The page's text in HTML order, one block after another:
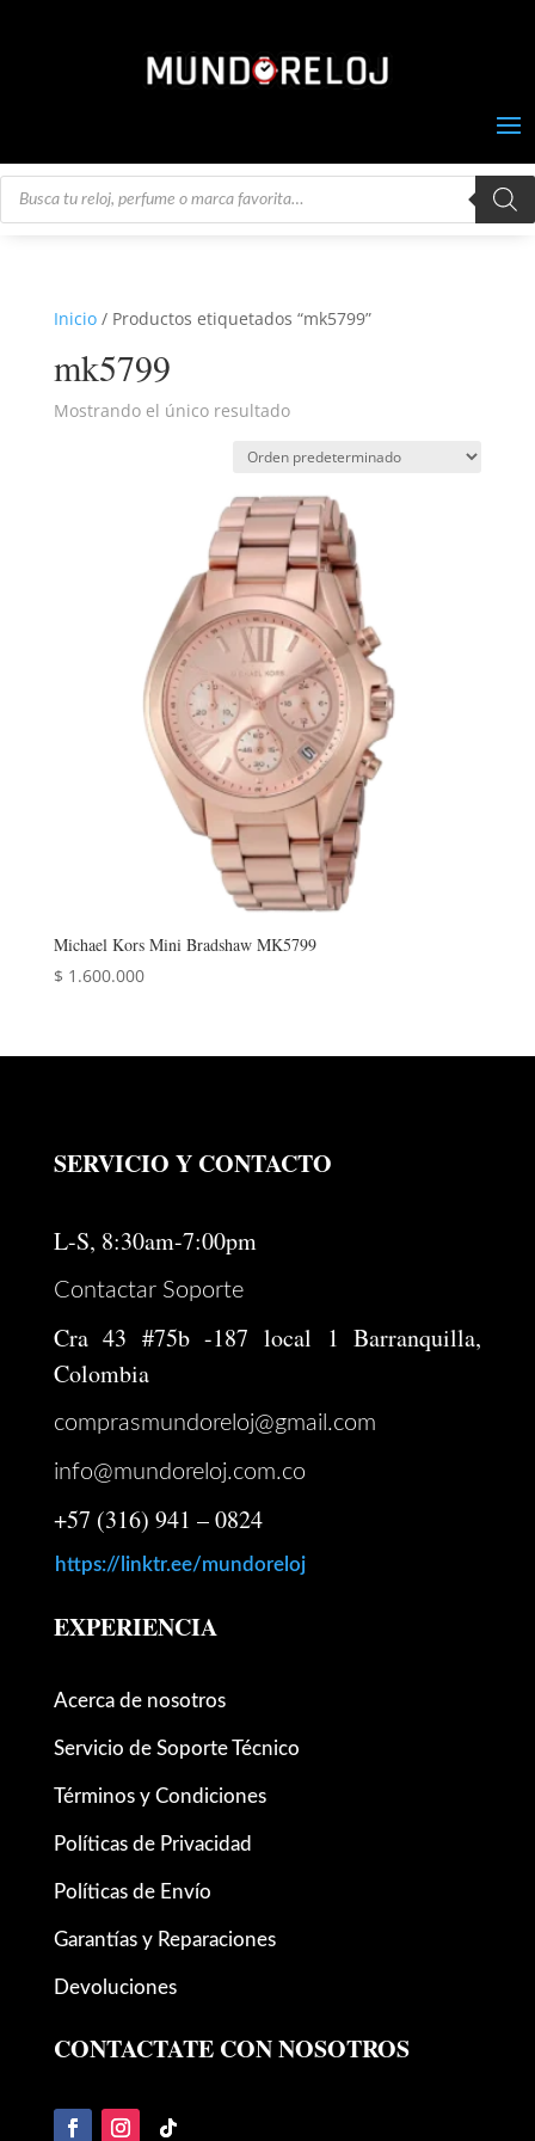
Búsqueda
Inicio/ Productos etiquetados “mk5799”
mk5799
Mostrando el único resultado
Michael Kors Mini Bradshaw MK5799
$ 1.600.000
SERVICIO Y CONTACTO
L-S, 8:30am-7:00pm
Contactar Soporte
Cra 43 #75b -187 local 1 Barranquilla,
Colombia
comprasmundoreloj@gmail.com
info@mundoreloj.com.co
+57 (316) 941 – 0824
https://linktr.ee/mundoreloj
EXPERIENCIA
Acerca de nosotros
Servicio de Soporte Técnico
Términos y Condiciones
Políticas de Privacidad
Políticas de Envío
Garantías y Reparaciones
Devoluciones
CONTACTATE CON NOSOTROS